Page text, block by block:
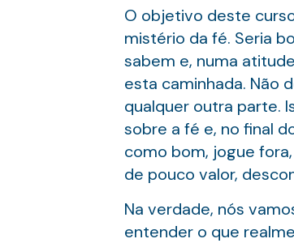
O objetivo deste
mistério da fé. Seria
sabem e, numa
esta caminhada. Não
qualquer outra parte.
sobre a fé e, no final
como bom, jogue
de pouco valor,
Na verdade, nós
entender o que